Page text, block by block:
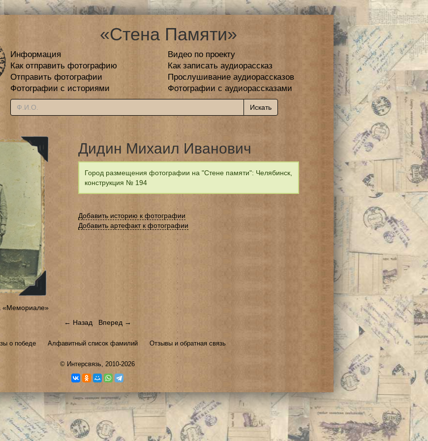
«Стена Памяти»
Информация
Видео по проекту
Как отправить фотографию
Как записать аудиорассказ
Отправить фотографии
Прослушивание аудиорассказов
Фотографии с историями
Фотографии с аудиорассказами
«Мемориале»
Дидин Михаил Иванович
Город размещения фотографии на "Стене памяти": Челябинск,
конструкция № 194
Добавить историю к фотографии
Добавить артефакт к фотографии
← Назад Вперед →
о победе Алфавитный список фамилий Отзывы и обратная связь
© Интерсвязь, 2010-2026